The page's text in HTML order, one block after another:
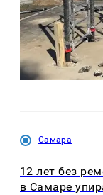
Самара
12 лет без
в Самаре